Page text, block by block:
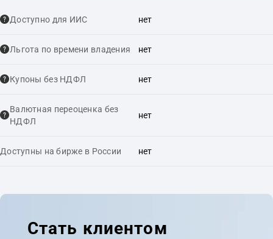
Доступно для ИИС нет
Льгота по времени владения нет
Купоны без НДФЛ нет
Валютная переоценка без
НДФЛ
нет
Доступны на бирже в России нет
Стать клиентом